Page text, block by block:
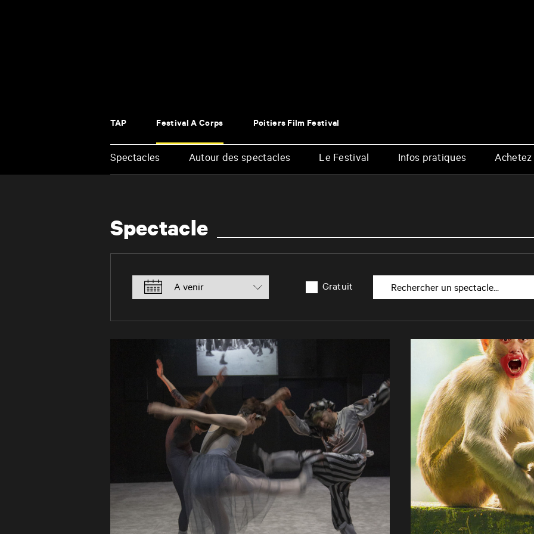
TAP Festival À Corps Poitiers Film Festival
Spectacles Autour des spectacles Le Festival Infos pratiques
Spectacle
Filtrer par saison Gratuit Rechercher un spectacle